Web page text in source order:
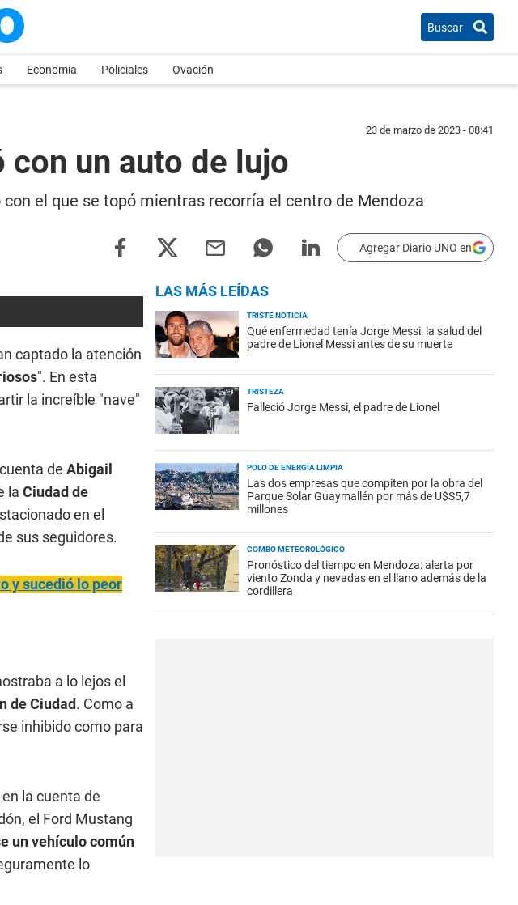
Buscar
Economia Policiales Ovación
23 de marzo de 2023 - 08:41
con un auto de lujo
el que se topó mientras recorría el centro de Mendoza
Agregar Diario UNO en
captado la atención
". En esta
la increíble "nave"
de Abigail
la Ciudad de
en el
sus seguidores.
y sucedió lo peor
a lo lejos el
de Ciudad. Como a
inhibido como para
la cuenta de
el Ford Mustang
un vehículo común
lo
LAS MÁS LEÍDAS
TRISTE NOTICIA
Qué enfermedad tenía Jorge Messi: la salud del
padre de Lionel Messi antes de su muerte
TRISTEZA
Falleció Jorge Messi, el padre de Lionel
POLO DE ENERGÍA LIMPIA
Las dos empresas que compiten por la obra del
Parque Solar Guaymallén por más de U$S5,7
millones
COMBO METEOROLÓGICO
Pronóstico del tiempo en Mendoza: alerta por
viento Zonda y nevadas en el llano además de la
cordillera